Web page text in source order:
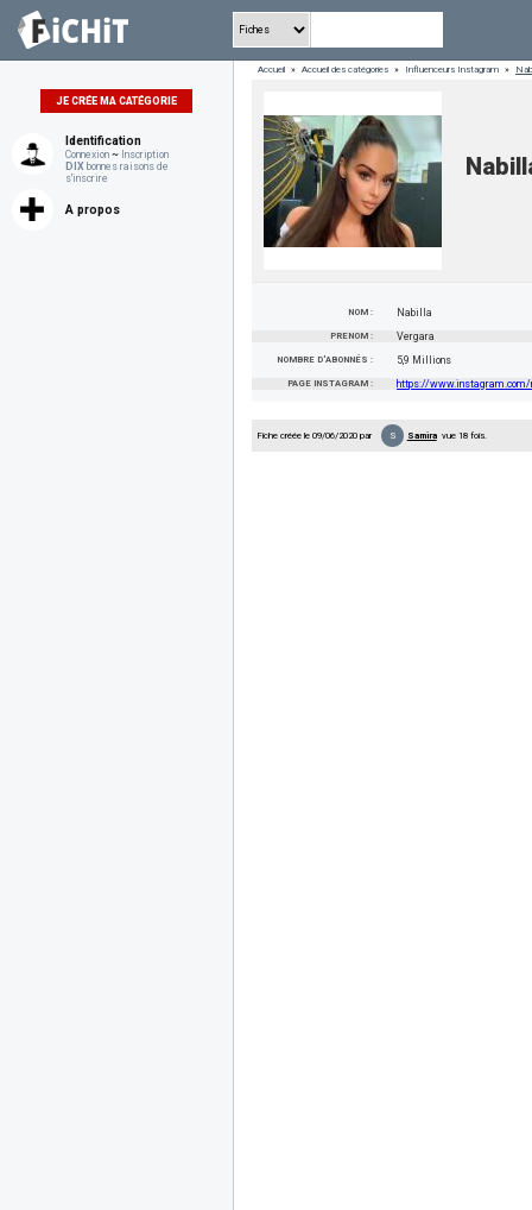
JE CRÉE MA CATÉGORIE
Identification
Connexion ~ Inscription
DIX bonnes raisons de
s'inscrire
A propos
Accueil » Accueil des catégories » Influenceurs Instagram »
NOM : Nabilla
PRENOM : Vergara
NOMBRE D'ABONNÉS : 5,9 Millions
PAGE INSTAGRAM : https://
Fiche créée le 09/06/2020 par S Samiravue 18 fois.